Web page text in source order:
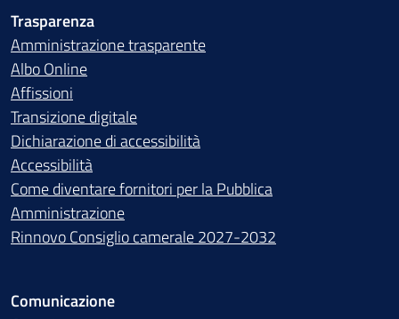
Trasparenza
Amministrazione trasparente
Albo Online
Affissioni
Transizione digitale
Dichiarazione di accessibilità
Accessibilità
Come diventare fornitori per la Pubblica
Amministrazione
Rinnovo Consiglio camerale 2027-2032
Comunicazione